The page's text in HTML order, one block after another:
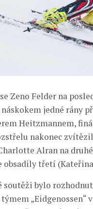
Zeno Felder na
jedné rány
Heitzmannem,
nakonec
Alran na
obsadily třetí
soutěži bylo
„Eidgenossen“